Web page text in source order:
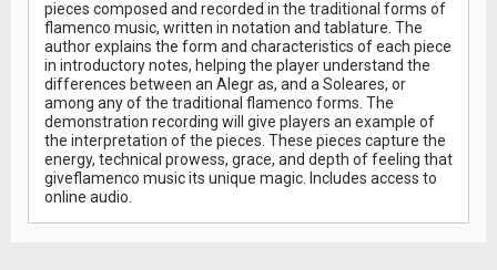
pieces composed and recorded in the traditional forms of
flamenco music, written in notation and tablature. The
author explains the form and characteristics of each piece
in introductory notes, helping the player understand the
differences between an Alegr as, and a Soleares, or
among any of the traditional flamenco forms. The
demonstration recording will give players an example of
the interpretation of the pieces. These pieces capture the
energy, technical prowess, grace, and depth of feeling that
giveflamenco music its unique magic. Includes access to
online audio.